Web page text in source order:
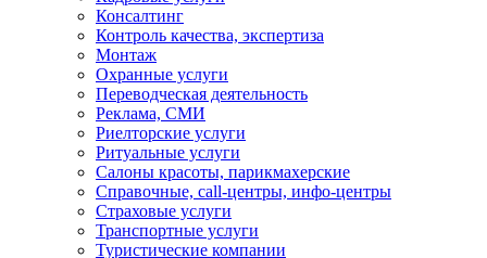
Консалтинг
Контроль качества, экспертиза
Монтаж
Охранные услуги
Переводческая деятельность
Реклама, СМИ
Риелторские услуги
Ритуальные услуги
Салоны красоты, парикмахерские
Справочные, call-центры, инфо-центры
Страховые услуги
Транспортные услуги
Туристические компании